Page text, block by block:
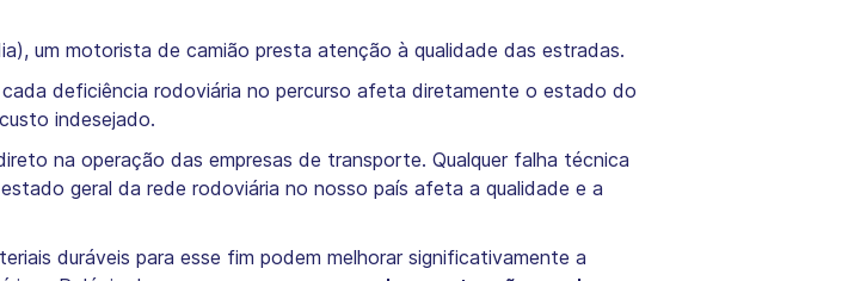
um motorista de camião presta atenção à qualidade das estradas.
cada deficiência rodoviária no percurso afeta diretamente o estado do
indesejado.
na operação das empresas de transporte. Qualquer falha técnica
geral da rede rodoviária no nosso país afeta a qualidade e a
duráveis para esse fim podem melhorar significativamente a